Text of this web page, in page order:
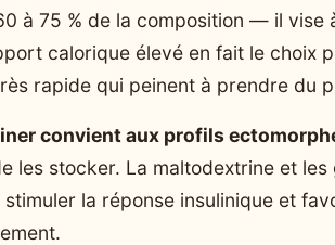
à 75 % de la composition — il vise
calorique élevé en fait le choix
rapide qui peinent à prendre du
convient aux profils
les stocker. La maltodextrine et
la réponse insulinique et